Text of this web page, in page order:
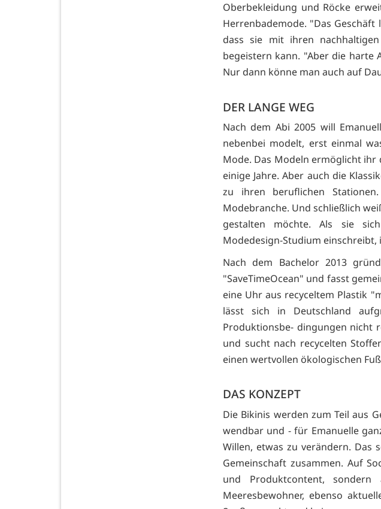
Oberbekleidung und Röcke
Herrenbademode. "Das
dass sie mit ihren
begeistern kann. "Aber die harte
Nur dann könne man auch auf
DER LANGE WEG
Nach dem Abi 2005 will
nebenbei modelt, erst einmal
Mode. Das Modeln ermöglicht
einige Jahre. Aber auch die
zu ihren beruflichen
Modebranche. Und schließlich
gestalten möchte. Als sie
Modedesign-Studium einschreibt,
Nach dem Bachelor 2013
"SaveTimeOcean" und fasst
eine Uhr aus recyceltem Plastik
lässt sich in Deutschland
Produktionsbe- dingungen nicht
und sucht nach recycelten
einen wertvollen ökologischen
DAS KONZEPT
Die Bikinis werden zum Teil aus
wendbar und - für Emanuelle
Willen, etwas zu verändern. Das
Gemeinschaft zusammen. Auf
und Produktcontent,
Meeresbewohner, ebenso